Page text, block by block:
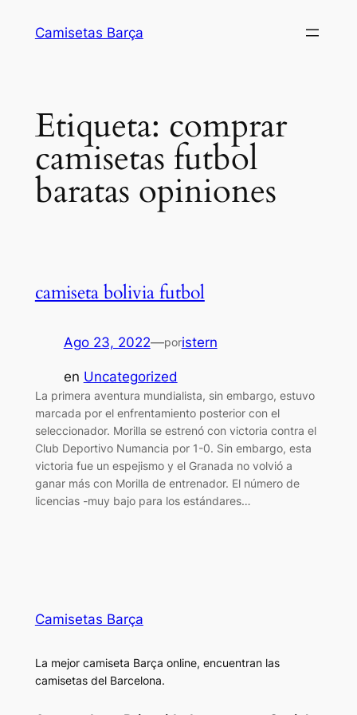
Camisetas Barça
Etiqueta: comprar
camisetas futbol
baratas opiniones
camiseta bolivia futbol
Ago 23, 2022—poristern
en Uncategorized
La primera aventura mundialista, sin embargo, estuvo
marcada por el enfrentamiento posterior con el
seleccionador. Morilla se estrenó con victoria contra el
Club Deportivo Numancia por 1-0. Sin embargo, esta
victoria fue un espejismo y el Granada no volvió a
ganar más con Morilla de entrenador. El número de
licencias -muy bajo para los estándares…
Camisetas Barça
La mejor camiseta Barça online, encuentran las
camisetas del Barcelona.